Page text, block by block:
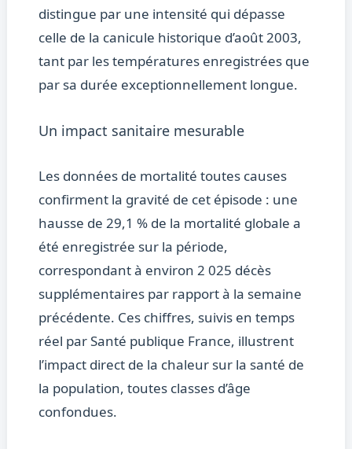
distingue par une intensité qui dépasse
celle de la canicule historique d’août 2003,
tant par les températures enregistrées que
par sa durée exceptionnellement longue.
Un impact sanitaire mesurable
Les données de mortalité toutes causes
confirment la gravité de cet épisode : une
hausse de 29,1 % de la mortalité globale a
été enregistrée sur la période,
correspondant à environ 2 025 décès
supplémentaires par rapport à la semaine
précédente. Ces chiffres, suivis en temps
réel par Santé publique France, illustrent
l’impact direct de la chaleur sur la santé de
la population, toutes classes d’âge
confondues.